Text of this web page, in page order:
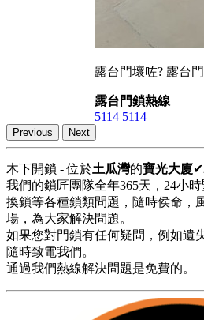
露台門壞咗? 露台
露台門鎖熱線
5114 5114
Previous Next
木下開鎖 - 位於土瓜灣的寶光大廈
我們的鎖匠團隊全年365天，24小
換鎖等各種鎖類問題，隨時侯命，
場，為大家解決問題。
如果您對門鎖有任何疑問，例如遺
隨時致電我們。
通過我們熱線解決問題是免費的。